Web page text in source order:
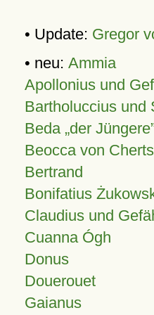
• Update: Gregor
• neu: Ammia
Apollonius und
Bartholuccius und
Beda „der
Beocca von
Bertrand
Bonifatius
Claudius und
Cuanna Ógh
Donus
Douerouet
Gaianus